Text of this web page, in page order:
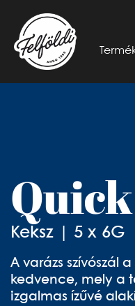
Keksz | 5 x 6G
A varázs szívószál
kedvence, mely a
izgalmas ízűvé